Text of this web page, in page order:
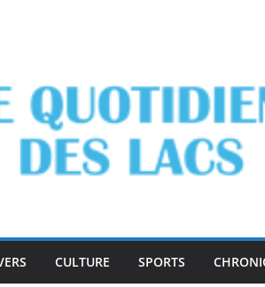
CULTURE SPORTS